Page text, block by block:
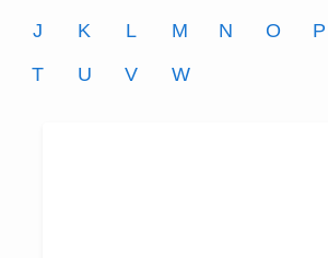
J
K L M N O P
T
U V W